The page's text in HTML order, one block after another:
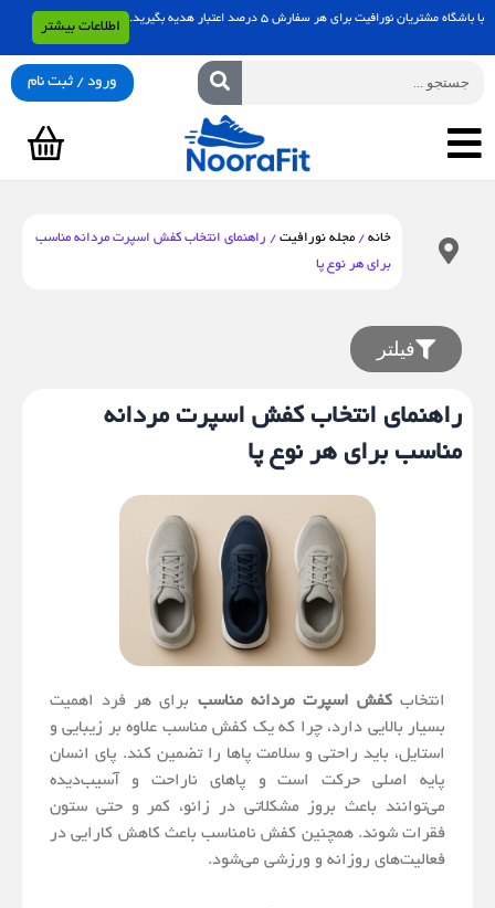
پرش
با باشگاه مشتریان نورافیت برای هر سفارش 5 درصد اعتبار هدیه بگیرید.
اطلاعات بیشتر
ورود / ثبت نام
سبد
خانه /مجله نورافیت / راهنمای انتخاب کفش اسپرت مردانه مناسب
برای هر نوع پا
فیلتر
راهنمای انتخاب کفش اسپرت مردانه
مناسب برای هر نوع پا
انتخابکفش اسپرت مردانه مناسب برای هر فرد اهمیت
بسیار بالایی دارد، چرا که یک کفش مناسب علاوه بر زیبایی و
استایل، باید راحتی و سلامت پاها را تضمین کند. پای انسان
پایه اصلی حرکت است و پاهای ناراحت و آسیب‌دیده
می‌توانند باعث بروز مشکلاتی در زانو، کمر و حتی ستون
فقرات شوند. همچنین کفش نامناسب باعث کاهش کارایی در
فعالیت‌های روزانه و ورزشی می‌شود.